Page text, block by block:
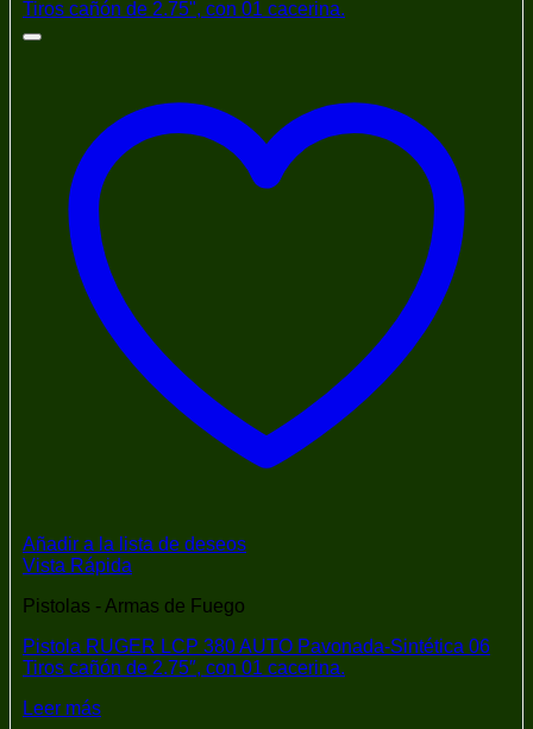
Añadir a la lista de deseos
Vista Rápida
Pistolas - Armas de Fuego
Pistola RUGER LCP 380 AUTO Pavonada-Sintética 06
Tiros cañón de 2.75″, con 01 cacerina.
Leer más